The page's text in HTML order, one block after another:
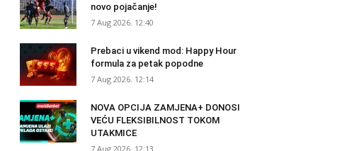
novo pojačanje!
7 Aug 2026. 12:40
Prebaci u vikend mod: Happy Hour
formula za petak popodne
7 Aug 2026. 12:14
NOVA OPCIJA ZAMJENA+ DONOSI
VEĆU FLEKSIBILNOST TOKOM
UTAKMICE
7 Aug 2026. 12:13